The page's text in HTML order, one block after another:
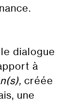
dialogue
à
créée
une